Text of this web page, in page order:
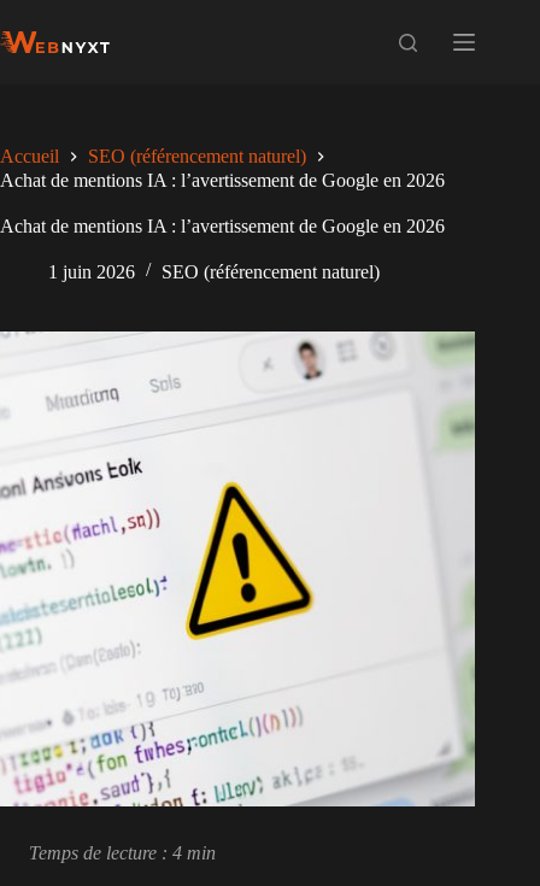
au
contenu
Accueil
SEO (référencement naturel)
Achat de mentions IA : l’avertissement de Google en 2026
Achat de mentions IA : l’avertissement de Google en 2026
1 juin 2026 SEO (référencement naturel)
Temps de lecture : 4 min